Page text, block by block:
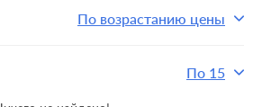
По возрастанию цены
По 15